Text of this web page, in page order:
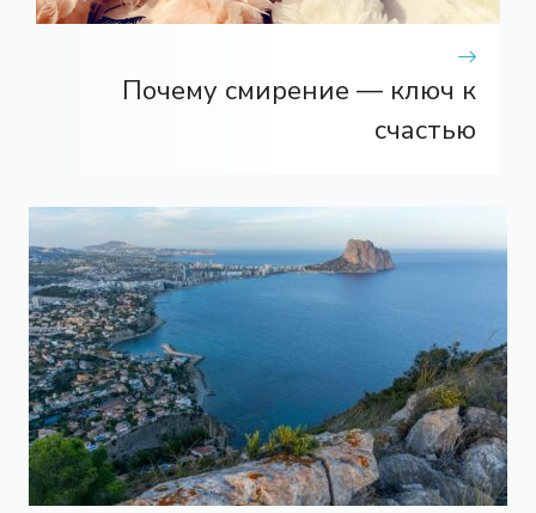
Почему смирение — ключ к
счастью